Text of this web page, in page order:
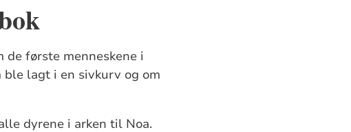
de første menneskene i
ble lagt i en sivkurv og om
dyrene i arken til Noa.